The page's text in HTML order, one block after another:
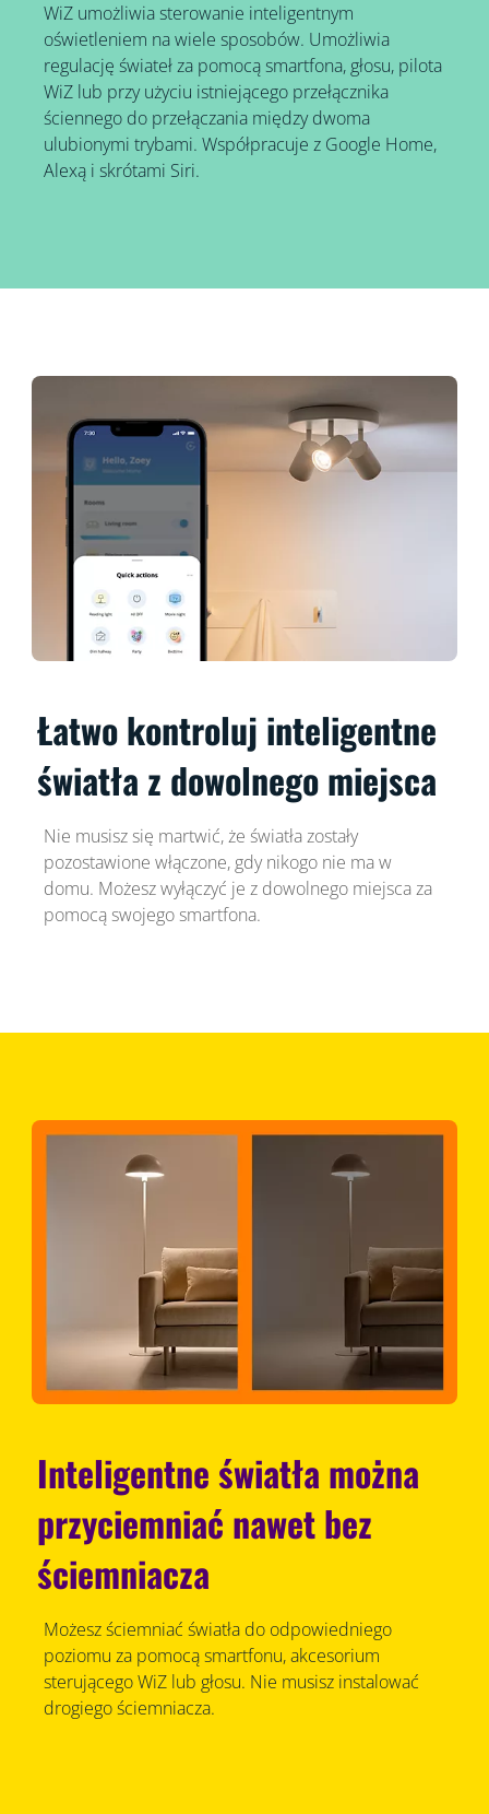
WiZ umożliwia sterowanie inteligentnym
oświetleniem na wiele sposobów. Umożliwia
regulację świateł za pomocą smartfona, głosu, pilota
WiZ lub przy użyciu istniejącego przełącznika
ściennego do przełączania między dwoma
ulubionymi trybami. Współpracuje z Google Home,
Alexą i skrótami Siri.
Łatwo kontroluj inteligentne
światła z dowolnego miejsca
Nie musisz się martwić, że światła zostały
pozostawione włączone, gdy nikogo nie ma w
domu. Możesz wyłączyć je z dowolnego miejsca za
pomocą swojego smartfona.
Inteligentne światła można
przyciemniać nawet bez
ściemniacza
Możesz ściemniać światła do odpowiedniego
poziomu za pomocą smartfonu, akcesorium
sterującego WiZ lub głosu. Nie musisz instalować
drogiego ściemniacza.